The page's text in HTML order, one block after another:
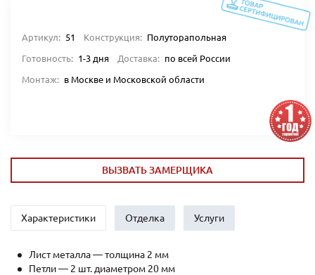
Артикул: 51 Конструкция: Полуторапольная
Готовность: 1-3 дня Доставка: по всей России
Монтаж: в Москве и Московской области
ВЫЗВАТЬ ЗАМЕРЩИКА
Характеристики Отделка Услуги
Лист металла — толщина 2 мм
Петли — 2 шт. диаметром 20 мм